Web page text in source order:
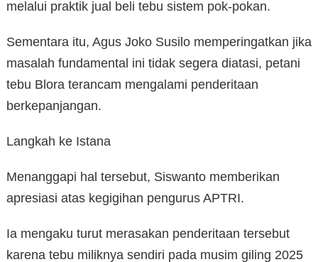
melalui praktik jual beli tebu sistem pok-pokan.
Sementara itu, Agus Joko Susilo memperingatkan jika
masalah fundamental ini tidak segera diatasi, petani
tebu Blora terancam mengalami penderitaan
berkepanjangan.
Langkah ke Istana
Menanggapi hal tersebut, Siswanto memberikan
apresiasi atas kegigihan pengurus APTRI.
Ia mengaku turut merasakan penderitaan tersebut
karena tebu miliknya sendiri pada musim giling 2025